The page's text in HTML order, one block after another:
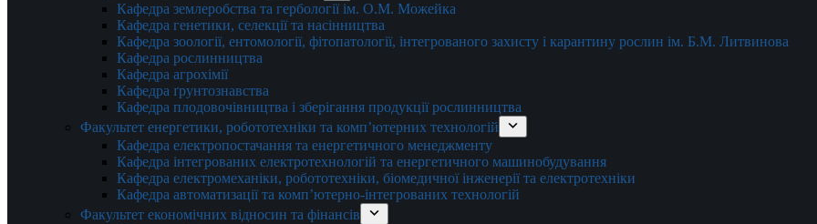
Кафедра землеробства та гербології ім. О.М. Можейка
Кафедра генетики, селекції та насінництва
Кафедра зоології, ентомології, фітопатології, інтегрованого захисту і карантину рослин ім. Б.М. Литвинова
Кафедра рослинництва
Кафедра агрохімії
Кафедра ґрунтознавства
Кафедра плодовочівництва і зберігання продукції рослинництва
Факультет енергетики, робототехніки та комп’ютерних технологій
Кафедра електропостачання та енергетичного менеджменту
Кафедра інтегрованих електротехнологій та енергетичного машинобудування
Кафедра електромеханіки, робототехніки, біомедичної інженерії та електротехніки
Кафедра автоматизації та комп’ютерно-інтегрованих технологій
Факультет економічних відносин та фінансів